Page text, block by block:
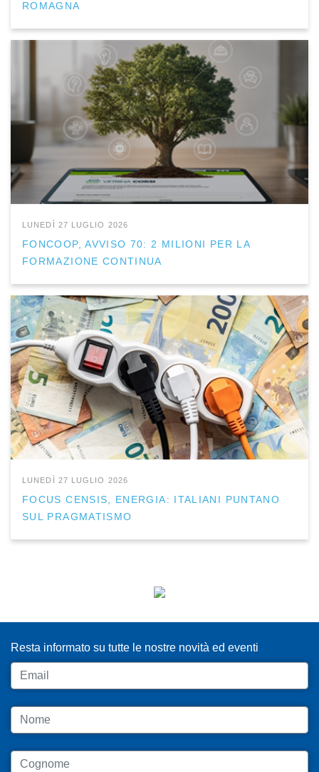
ROMAGNA
LUNEDÌ 27 LUGLIO 2026
FONCOOP, AVVISO 70: 2 MILIONI PER LA
FORMAZIONE CONTINUA
LUNEDÌ 27 LUGLIO 2026
FOCUS CENSIS, ENERGIA: ITALIANI PUNTANO
SUL PRAGMATISMO
Resta informato su tutte le nostre novità ed eventi
Email
Nome
Cognome